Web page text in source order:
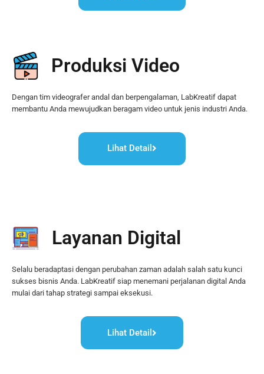
Produksi Video
Dengan tim videografer andal dan berpengalaman, LabKreatif dapat
membantu Anda mewujudkan beragam video untuk jenis industri Anda.
Lihat Detail
Layanan Digital
Selalu beradaptasi dengan perubahan zaman adalah salah satu kunci
sukses bisnis Anda. LabKreatif siap menemani perjalanan digital Anda
mulai dari tahap strategi sampai eksekusi.
Lihat Detail